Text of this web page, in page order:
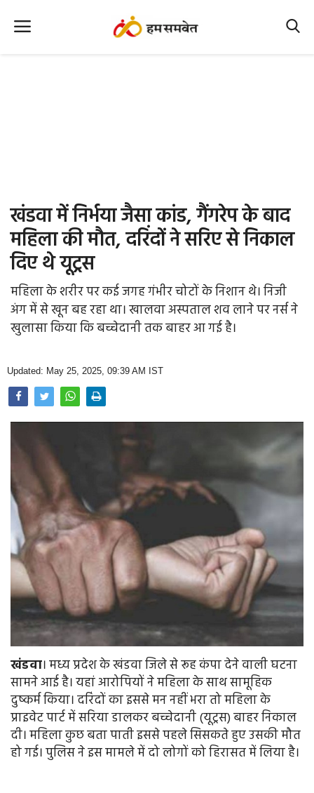
Office Office
Political Gossips
Farm & Food
Opinion
Photo Gallery
Home
खंडवा में निर्भया जैसा कांड, गैंगरेप के बाद
महिला की मौत, दरिंदों ने सरिए से निकाल
दिए थे यूट्रस
महिला के शरीर पर कई जगह गंभीर चोटों के निशान थे। निजी
अंग में से खून बह रहा था। खालवा अस्पताल शव लाने पर नर्स ने
खुलासा किया कि बच्चेदानी तक बाहर आ गई है।
Updated: May 25, 2025, 09:39 AM IST
खंडवा। मध्य प्रदेश के खंडवा जिले से रूह कंपा देने वाली घटना
सामने आई है। यहां आरोपियों ने महिला के साथ सामूहिक
दुष्कर्म किया। दरिंदों का इससे मन नहीं भरा तो महिला के
प्राइवेट पार्ट में सरिया डालकर बच्चेदानी (यूट्रस) बाहर निकाल
दी। महिला कुछ बता पाती इससे पहले सिसकते हुए उसकी मौत
हो गई। पुलिस ने इस मामले में दो लोगों को हिरासत में लिया है।